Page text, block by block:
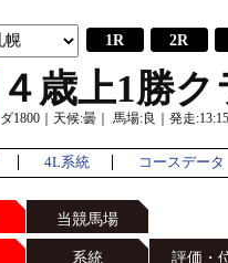
1R 2R
４歳上1勝ク
ダ1800｜天候:曇｜ 馬場:良｜発走:13:15
4L系統 コースデータ
当競馬場
系統 評価・